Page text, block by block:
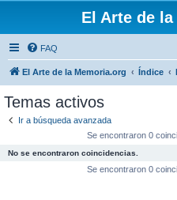
El Arte de
FAQ
El Arte de la Memoria.org Índice
Temas activos
Ir a búsqueda avanzada
Se encontraron 0
No se encontraron coincidencias.
Se encontraron 0